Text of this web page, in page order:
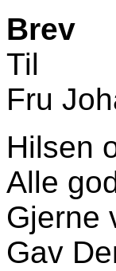
Brev
Til
Fru
Hilsen
Alle
Gjerne
Gav